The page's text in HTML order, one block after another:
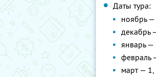
Даты тура:
ноябрь —
декабрь
январь —
февраль
март — 1,